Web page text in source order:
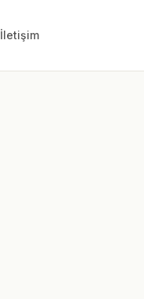
İletişim